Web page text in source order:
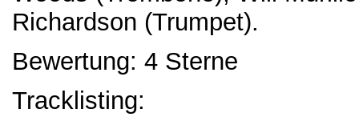
Richardson (Trumpet).
Bewertung: 4 Sterne
Tracklisting: